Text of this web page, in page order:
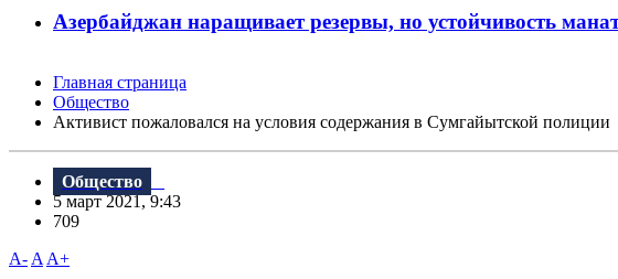
Азербайджан наращивает резервы, но устойчивость
Главная страница
Общество
Активист пожаловался на условия содержания в Сумгайытской полиции
Общество
5 март 2021, 9:43
709
A- A A+